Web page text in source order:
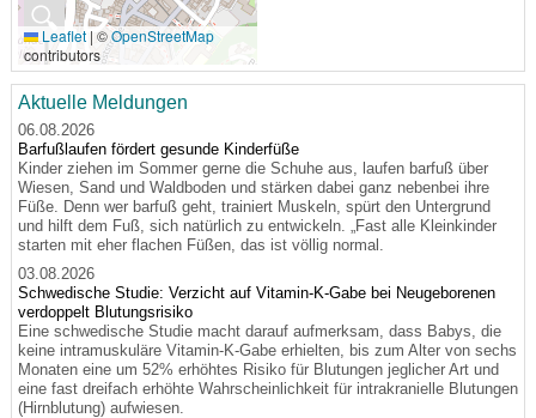
🔍
Leaflet | ©OpenStreetMap
contributors
Aktuelle Meldungen
06.08.2026
Barfußlaufen fördert gesunde Kinderfüße
Kinder ziehen im Sommer gerne die Schuhe aus, laufen barfuß über
Wiesen, Sand und Waldboden und stärken dabei ganz nebenbei ihre
Füße. Denn wer barfuß geht, trainiert Muskeln, spürt den Untergrund
und hilft dem Fuß, sich natürlich zu entwickeln. „Fast alle Kleinkinder
starten mit eher flachen Füßen, das ist völlig normal.
03.08.2026
Schwedische Studie: Verzicht auf Vitamin-K-Gabe bei Neugeborenen
verdoppelt Blutungsrisiko
Eine schwedische Studie macht darauf aufmerksam, dass Babys, die
keine intramuskuläre Vitamin-K-Gabe erhielten, bis zum Alter von sechs
Monaten eine um 52% erhöhtes Risiko für Blutungen jeglicher Art und
eine fast dreifach erhöhte Wahrscheinlichkeit für intrakranielle Blutungen
(Hirnblutung) aufwiesen.